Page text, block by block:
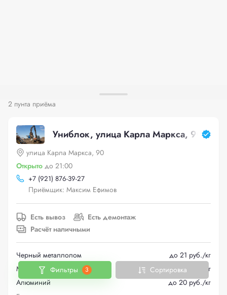
2 пунта приёма
Униблок, улица Карла Маркса, 90
улица Карла Маркса, 90
Открыто до 21:00
+7 (921) 876-39-27
Приёмщик: Максим Ефимов
Есть вывоз
Есть демонтаж
Расчёт наличными
Черный металлолом
до 21 руб./кг
Медь
до 310 руб./кг
Алюминий
до 20 руб./кг
Фильтры 3 Сортировка